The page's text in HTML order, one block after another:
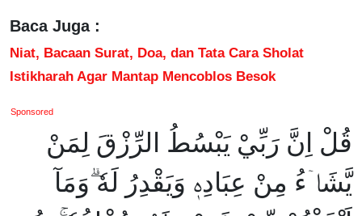
Baca Juga :
Niat, Bacaan Surat, Doa, dan Tata Cara Sholat
Istikharah Agar Mantap Mencoblos Besok
Sponsored
قُلْ اِنَّ رَبِّيْ يَبْسُطُ الرِّزْقَ لِمَنْ
يَّشَاۤءُ مِنْ عِبَادِهٖ وَيَقْدِرُ لَهٗ ۗوَمَآ